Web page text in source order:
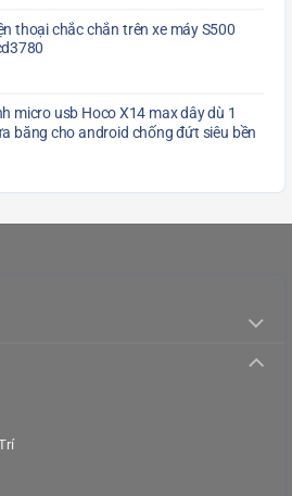
thoại chắc chắn trên xe máy S500
micro usb Hoco X14 max dây dù 1
băng cho android chống đứt siêu bền